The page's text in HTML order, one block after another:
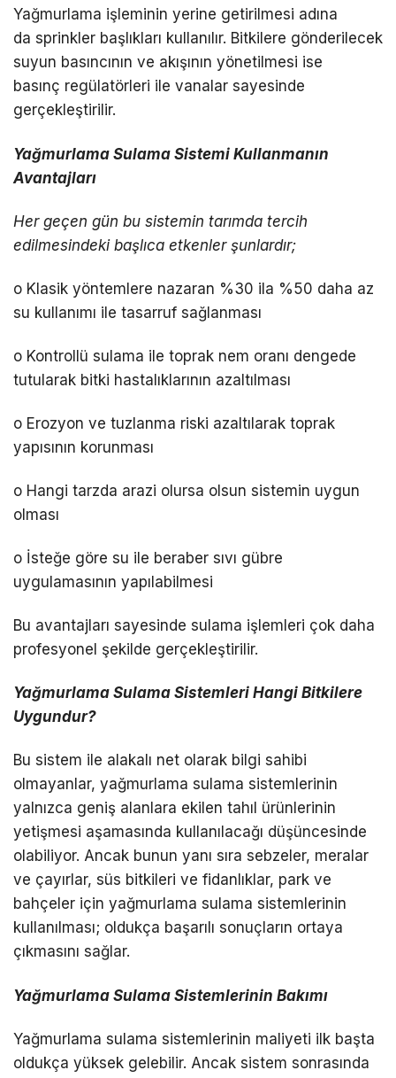
Yağmurlama işleminin yerine getirilmesi adına
da sprinkler başlıkları kullanılır. Bitkilere gönderilecek
suyun basıncının ve akışının yönetilmesi ise
basınç regülatörleri ile vanalar sayesinde
gerçekleştirilir.
Yağmurlama Sulama Sistemi Kullanmanın
Avantajları
Her geçen gün bu sistemin tarımda tercih
edilmesindeki başlıca etkenler şunlardır;
o Klasik yöntemlere nazaran %30 ila %50 daha az
su kullanımı ile tasarruf sağlanması
o Kontrollü sulama ile toprak nem oranı dengede
tutularak bitki hastalıklarının azaltılması
o Erozyon ve tuzlanma riski azaltılarak toprak
yapısının korunması
o Hangi tarzda arazi olursa olsun sistemin uygun
olması
o İsteğe göre su ile beraber sıvı gübre
uygulamasının yapılabilmesi
Bu avantajları sayesinde sulama işlemleri çok daha
profesyonel şekilde gerçekleştirilir.
Yağmurlama Sulama Sistemleri Hangi Bitkilere
Uygundur?
Bu sistem ile alakalı net olarak bilgi sahibi
olmayanlar, yağmurlama sulama sistemlerinin
yalnızca geniş alanlara ekilen tahıl ürünlerinin
yetişmesi aşamasında kullanılacağı düşüncesinde
olabiliyor. Ancak bunun yanı sıra sebzeler, meralar
ve çayırlar, süs bitkileri ve fidanlıklar, park ve
bahçeler için yağmurlama sulama sistemlerinin
kullanılması; oldukça başarılı sonuçların ortaya
çıkmasını sağlar.
Yağmurlama Sulama Sistemlerinin Bakımı
Yağmurlama sulama sistemlerinin maliyeti ilk başta
oldukça yüksek gelebilir. Ancak sistem sonrasında